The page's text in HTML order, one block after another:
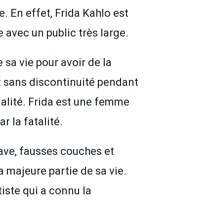
En effet, Frida Kahlo est
un public très large.
sa vie pour avoir de la
discontinuité pendant
Frida est une femme
la fatalité.
fausses couches et
partie de sa vie.
qui a connu la